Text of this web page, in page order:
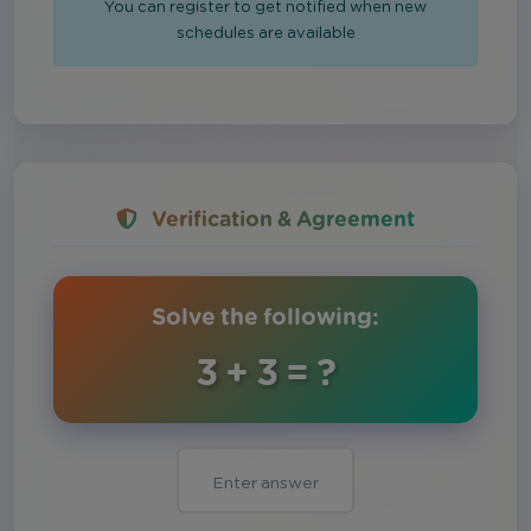
You can register to get notified when new
schedules are available
Verification & Agreement
Solve the following:
3 + 3 = ?